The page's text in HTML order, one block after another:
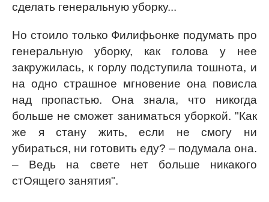
сделать генеральную уборку...
Но стоило только Филифьонке подумать про
генеральную уборку, как голова у нее
закружилась, к горлу подступила тошнота, и
на одно страшное мгновение она повисла
над пропастью. Она знала, что никогда
больше не сможет заниматься уборкой. "Как
же я стану жить, если не смогу ни
убираться, ни готовить еду? – подумала она.
– Ведь на свете нет больше никакого
стОящего занятия".